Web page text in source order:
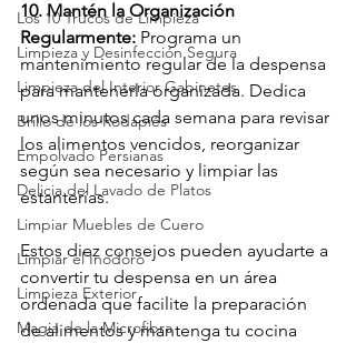
Los 10 Trucos de Limpieza
Limpieza y Desinfección Segura
Limpieza del Interior Gabinetes
Brillo de los Rodapiés
Empolvado Persianas
Delicia del Lavado de Platos
Limpiar Muebles de Cuero
Limpiar el Inodoro
Limpieza Exterior
Magia de la Microfibra
10. Mantén la Organización
Regularmente: Programa un
mantenimiento regular de la despensa
para mantenerla organizada. Dedica
unos minutos cada semana para revisar
los alimentos vencidos, reorganizar
según sea necesario y limpiar las
estanterías.
Estos diez consejos pueden ayudarte a
convertir tu despensa en un área
ordenada que facilite la preparación
de alimentos y mantenga tu cocina